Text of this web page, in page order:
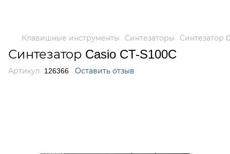
Клавишные инструменты Синтезаторы Синтезатор
Синтезатор Casio CT-S100C
Артикул: 126366 Оставить отзыв